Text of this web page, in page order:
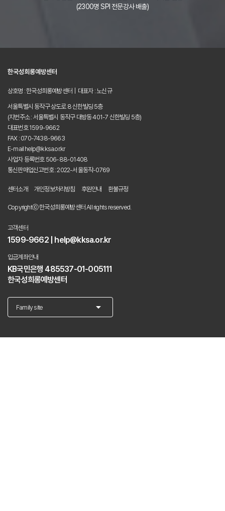
(2300명 SPI 전문강사 배출)
한국성희롱예방센터
상호명 : 한국성희롱예방센터 | 대표자 : 노신규
서울특별시 동작구 상도로 8 신한빌딩 5층
(지번주소 : 서울특별시 동작구 대방동 401-7 신한빌딩 5층)
대표번호 1599-9662
FAX : 070-7438-9663
E-mail help@kksa.or.kr
사업자 등록번호 506-88-01408
통신판매업신고번호 : 2022-서울동작-0769
센터소개 개인정보처리방침 후원안내 환불규정
Copyrightⓒ 한국성희롱예방센터 All rights reserved.
고객센터
1599-9662 | help@kksa.or.kr
입금계좌안내
KB국민은행 485537-01-005111
한국성희롱예방센터
Family site arrow_drop_down